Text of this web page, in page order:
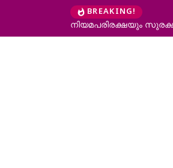
BREAKING!
തടയണമെന്ന് ഹൈക്കോടതി